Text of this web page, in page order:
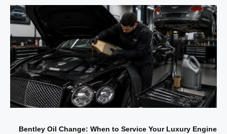
Bentley Oil Change: When to Service Your Luxury Engine